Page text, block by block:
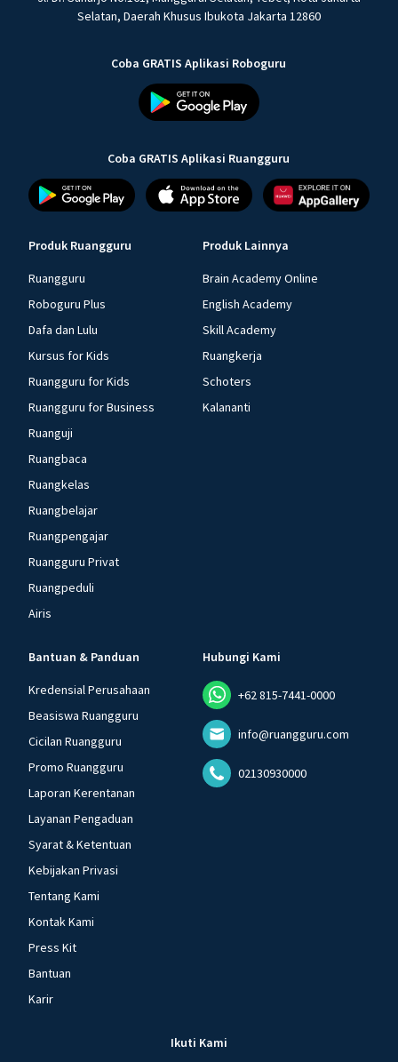
Selatan, Daerah Khusus Ibukota Jakarta 12860
Coba GRATIS Aplikasi Roboguru
Coba GRATIS Aplikasi Ruangguru
Produk Ruangguru
Ruangguru
Roboguru Plus
Dafa dan Lulu
Kursus for Kids
Ruangguru for Kids
Ruangguru for Business
Ruanguji
Ruangbaca
Ruangkelas
Ruangbelajar
Ruangpengajar
Ruangguru Privat
Ruangpeduli
Airis
Produk Lainnya
Brain Academy Online
English Academy
Skill Academy
Ruangkerja
Schoters
Kalananti
Bantuan & Panduan
Kredensial Perusahaan
Beasiswa Ruangguru
Cicilan Ruangguru
Promo Ruangguru
Laporan Kerentanan
Layanan Pengaduan
Syarat & Ketentuan
Kebijakan Privasi
Tentang Kami
Kontak Kami
Press Kit
Bantuan
Karir
Hubungi Kami
+62 815-7441-0000
info@ruangguru.com
02130930000
Ikuti Kami